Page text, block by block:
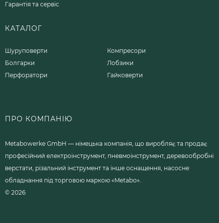
Гарантія та сервіс
КАТАЛОГ
Шуруповерти
Болгарки
Перфоратори
Компресори
Лобзики
Гайковерти
ПРО КОМПАНІЮ
Metabowerke GmbH — німецька компанія, що виробляє та продає
професійний електроінструмент, пневмоінструмент, деревообробні
верстати, різальний інструмент та інше оснащення, насосне
обладнання під торговою маркою «Metabo».
© 2026